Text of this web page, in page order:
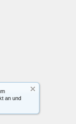
an und